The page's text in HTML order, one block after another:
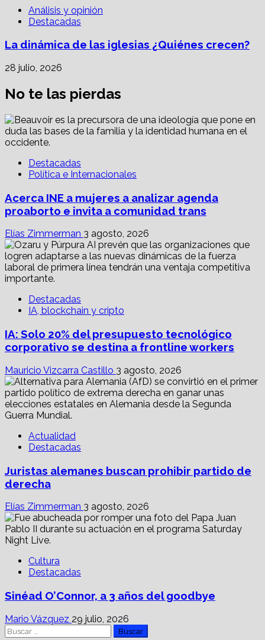
Análisis y opinión
Destacadas
La dinámica de las iglesias ¿Quiénes crecen?
28 julio, 2026
No te las pierdas
Destacadas
Política e Internacionales
Acerca INE a mujeres a analizar agenda
proaborto e invita a comunidad trans
Elías Zimmerman 3 agosto, 2026
Destacadas
IA, blockchain y cripto
IA: Solo 20% del presupuesto tecnológico
corporativo se destina a frontline workers
Mauricio Vizcarra Castillo 3 agosto, 2026
Actualidad
Destacadas
Juristas alemanes buscan prohibir partido de
derecha
Elías Zimmerman 3 agosto, 2026
Cultura
Destacadas
Sinéad O’Connor, a 3 años del goodbye
Mario Vázquez 29 julio, 2026
Buscar: